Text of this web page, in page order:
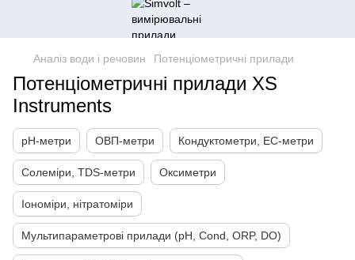
Аналіз води і речовин Потенціометричні прилади
Потенціометричні прилади XS
Instruments
pH-метри ОВП-метри Кондуктометри, EC-метри
Солеміри, TDS-метри Оксиметри
Іономіри, нітратоміри
Мультипараметрові прилади (pH, Cond, ORP, DO)